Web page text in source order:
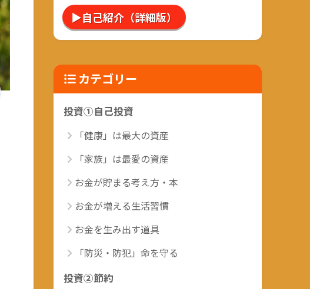
▶自己紹介（詳細版）
カテゴリー
投資①自己投資
「健康」は最大の資産
「家族」は最愛の資産
お金が貯まる考え方・本
お金が増える生活習慣
お金を生み出す道具
「防災・防犯」命を守る
投資②節約